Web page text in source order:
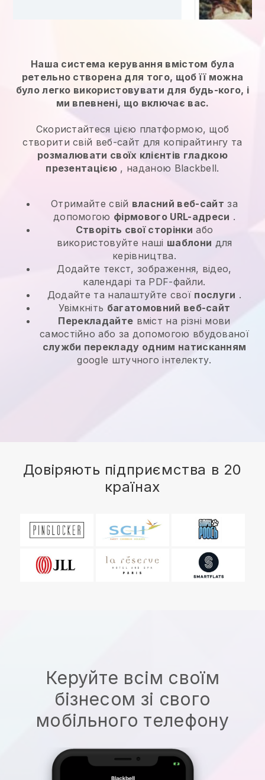
Наша система керування вмістом була
ретельно створена для того, щоб її можна
було легко використовувати для будь-кого, і
ми впевнені, що включає вас.
Скористайтеся цією платформою, щоб
створити свій веб-сайт для копірайтингу та
розмалювати своїх клієнтів гладкою
презентацією , наданою Blackbell.
Отримайте свій власний веб-сайт за
допомогою фірмового URL-адреси .
Створіть свої сторінки або
використовуйте наші шаблони для
керівництва.
Додайте текст, зображення, відео,
календарі та PDF-файли.
Додайте та налаштуйте свої послуги .
Увімкніть багатомовний веб-сайт
Перекладайте вміст на різні мови
самостійно або за допомогою вбудованої
служби перекладу одним натисканням
google штучного інтелекту.
Довіряють підприємства в 20
країнах
Керуйте всім своїм
бізнесом зі свого
мобільного телефону